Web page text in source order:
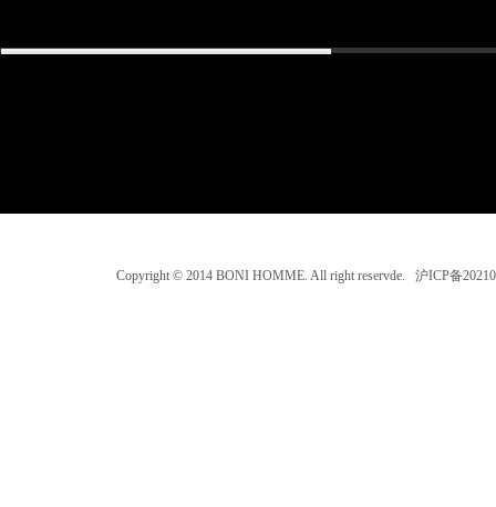
Copyright © 2014 BONI HOMME. All right reservde. 沪ICP备